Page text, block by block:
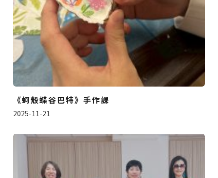
《蚵殼蝶谷巴特》手作課
2025-11-21